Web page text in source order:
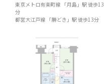
東京メトロ有楽町線 「月島」駅 徒歩13
分
都営大江戸線 「勝どき」駅 徒歩13分